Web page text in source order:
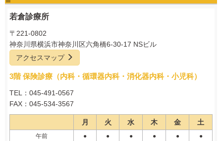
若倉診療所
〒221-0802
神奈川県横浜市神奈川区六角橋6-30-17 NSビル
アクセスマップ
3階 保険診療（内科・循環器内科・消化器内科・小児科）
TEL：045-491-0567
FAX：045-534-3567
月 火 水 木 金 土
午前 ● ● ● ● ●
●